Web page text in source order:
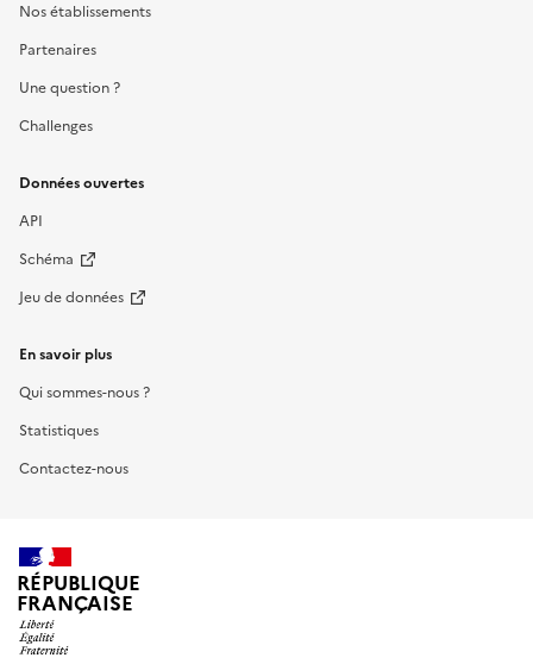
Nos établissements
Partenaires
Une question ?
Challenges
Données ouvertes
API
Schéma
Jeu de données
En savoir plus
Qui sommes-nous ?
Statistiques
Contactez-nous
RÉPUBLIQUE
FRANÇAISE